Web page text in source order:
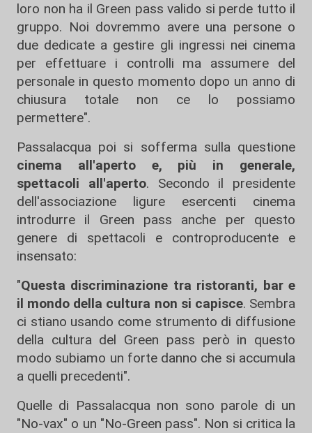
loro non ha il Green pass valido si perde tutto il
gruppo. Noi dovremmo avere una persone o
due dedicate a gestire gli ingressi nei cinema
per effettuare i controlli ma assumere del
personale in questo momento dopo un anno di
chiusura totale non ce lo possiamo
permettere".
Passalacqua poi si sofferma sulla questione
cinema all'aperto e, più in generale,
spettacoli all'aperto. Secondo il presidente
dell'associazione ligure esercenti cinema
introdurre il Green pass anche per questo
genere di spettacoli e controproducente e
insensato:
"Questa discriminazione tra ristoranti, bar e
il mondo della cultura non si capisce. Sembra
ci stiano usando come strumento di diffusione
della cultura del Green pass però in questo
modo subiamo un forte danno che si accumula
a quelli precedenti".
Quelle di Passalacqua non sono parole di un
"No-vax" o un "No-Green pass". Non si critica la